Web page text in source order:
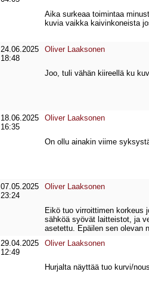
Aika surkeaa toimintaa
kuvia vaikka kaivinkoneista
24.06.2025
18:48
Oliver Laaksonen
Joo, tuli vähän kiireellä ku
18.06.2025
16:35
Oliver Laaksonen
On ollu ainakin viime
07.05.2025
23:24
Oliver Laaksonen
Eikö tuo virroittimen korkeus
sähköä syövät laitteistot, ja
asetettu. Epäilen sen olevan
29.04.2025
12:49
Oliver Laaksonen
Hurjalta näyttää tuo kurvi/